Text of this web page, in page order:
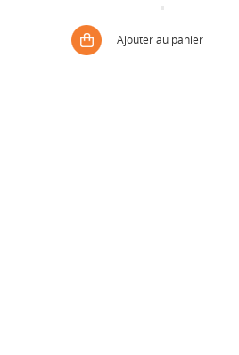
Ajouter au panier